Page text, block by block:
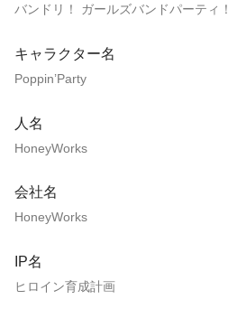
バンドリ！ ガールズバンドパーティ！
キャラクター名
Poppin’Party
人名
HoneyWorks
会社名
HoneyWorks
IP名
ヒロイン育成計画